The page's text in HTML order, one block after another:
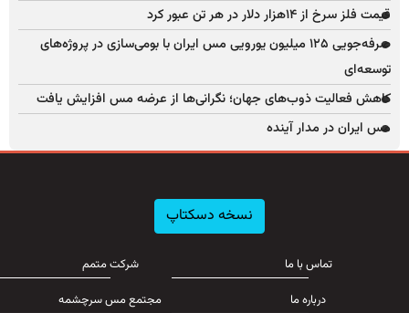
قیمت فلز سرخ از ۱۴هزار دلار در هر تن عبور کرد
صرفه‌جویی ۱۲۵ میلیون یورویی مس ایران با بومی‌سازی در پروژه‌های
توسعه‌ای
کاهش فعالیت ذوب‌های جهان؛ نگرانی‌ها از عرضه مس افزایش یافت
مس ایران در مدار آینده
نسخه دسکتاپ
تماس با ما
درباره ما
شرکت متمم
مجتمع مس سرچشمه